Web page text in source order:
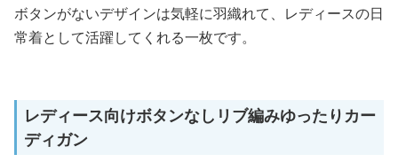
ボタンがないデザインは気軽に羽織れて、レディースの日
常着として活躍してくれる一枚です。
レディース向けボタンなしリブ編みゆったりカー
ディガン